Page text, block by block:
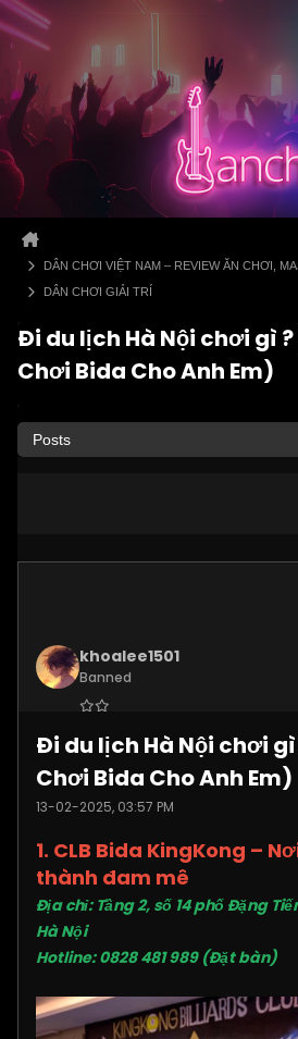
DÂN CHƠI VIỆT NAM – REVIEW ĂN CHƠI,
DÂN CHƠI GIẢI TRÍ
Đi du lịch Hà Nội chơi gì ?
Chơi Bida Cho Anh Em)
khoalee1501
Banned
Posts: 5577
Đi du lịch Hà Nội chơi gì
Chơi Bida Cho Anh Em)
13-02-2025, 03:57 PM
1. CLB Bida KingKong –
thành đam mê
Địa chỉ: Tầng 2, số 14 phố Đặng
Hà Nội
Hotline: 0828 481 989 (Đặt bàn)